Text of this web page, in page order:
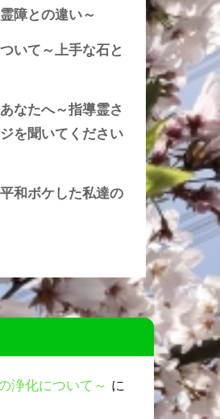
障との違い～
いて～上手な石と
なたへ～指導霊さ
を聞いてください
和ボケした私達の
浄化について～ に